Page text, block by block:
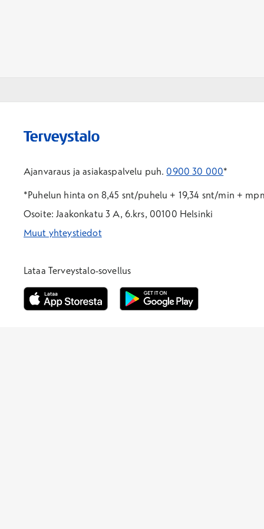
Ajanvaraus ja asiakaspalvelu puh. 0900 30 000*
*Puhelun hinta on 8,45 snt/puhelu + 19,34 snt/min +
Osoite: Jaakonkatu 3 A, 6.krs, 00100 Helsinki
Muut yhteystiedot
Lataa Terveystalo-sovellus